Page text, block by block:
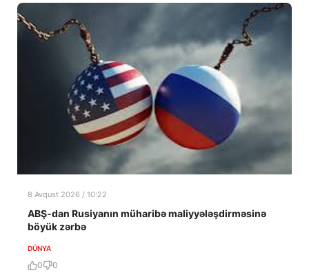
8 Avqust 2026 / 10:22
ABŞ-dan Rusiyanın müharibə maliyyələşdirməsinə
böyük zərbə
DÜNYA
0 0